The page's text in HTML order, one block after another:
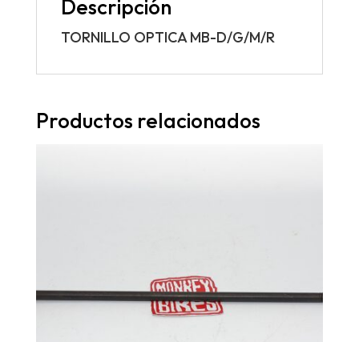
Descripción
TORNILLO OPTICA MB-D/G/M/R
Productos relacionados